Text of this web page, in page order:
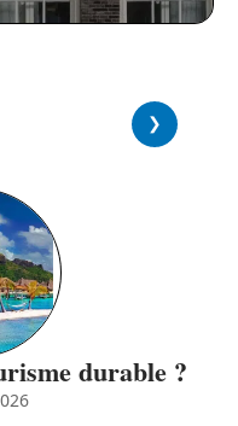
durable ?